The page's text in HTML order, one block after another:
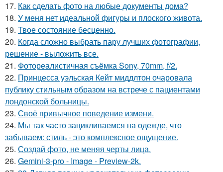
17. Как сделать фото на любые документы дома?
18. У меня нет идеальной фигуры и плоского живота.
19. Твое состояние бесценно.
20. Когда сложно выбрать пару лучших фотографии,
решение - выложить все.
21. Фотореалистичная съёмка Sony, 70mm, f/2.
22. Принцесса уэльская Кейт миддлтон очаровала
публику стильным образом на встрече с пациентами
лондонской больницы.
23. Своё привычное поведение измени.
24. Мы так часто зацикливаемся на одежде, что
забываем: стиль - это комплексное ощущение.
25. Создай фото, не меняя черты лица.
26. Gemini-3-pro - Image - Preview-2k.